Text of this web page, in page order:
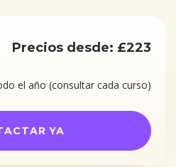
Precios desde: £223
el año (consultar cada curso)
YA